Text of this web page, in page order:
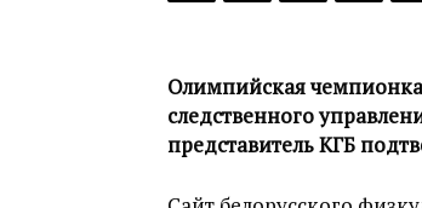
Олимпийская
следственного
представитель КГБ